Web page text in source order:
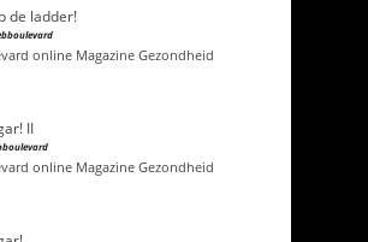
de ladder!
II